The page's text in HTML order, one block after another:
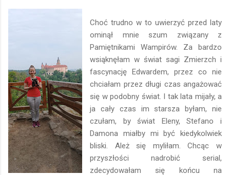
Choć trudno w to uwierzyć przed laty
ominął mnie szum związany z
Pamiętnikami Wampirów. Za bardzo
wsiąknęłam w świat sagi Zmierzch i
fascynację Edwardem, przez co nie
chciałam przez długi czas angażować
się w podobny świat. I tak lata mijały, a
ja cały czas im starsza byłam, nie
czułam, by świat Eleny, Stefano i
Damona miałby mi być kiedykolwiek
bliski. Ależ się myliłam. Chcąc w
przyszłości nadrobić serial,
zdecydowałam się końcu na